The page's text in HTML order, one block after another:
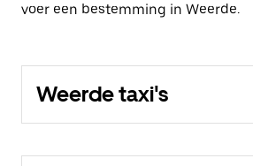
voer een bestemming in Weerde.
Weerde taxi's